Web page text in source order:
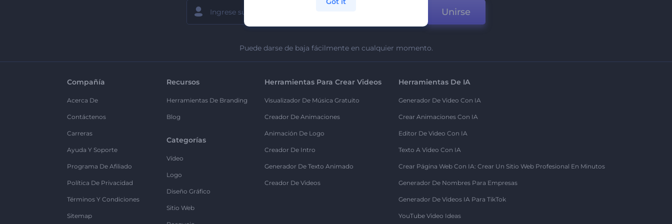
Unirse
Puede darse de baja fácilmente en cualquier momento.
Compañía
Acerca De
Contáctenos
Carreras
Ayuda Y Soporte
Programa De Afiliado
Política De Privacidad
Términos Y Condiciones
Sitemap
Recursos
Herramientas De Branding
Blog
Categorías
Vídeo
Logo
Diseño Gráfico
Sitio Web
Herramientas Para Crear Videos
Visualizador De Música Gratuito
Creador De Animaciones
Animación De Logo
Creador De Intro
Generador De Texto Animado
Creador De Videos
Herramientas De IA
Generador De Video Con IA
Crear Animaciones Con IA
Editor De Video Con IA
Texto A Video Con IA
Crear Página Web Con IA: Crear Un Sitio Web Profesional En Minutos
Generador De Nombres Para Empresas
Generador De Videos IA Para TikTok
YouTube Video Ideas